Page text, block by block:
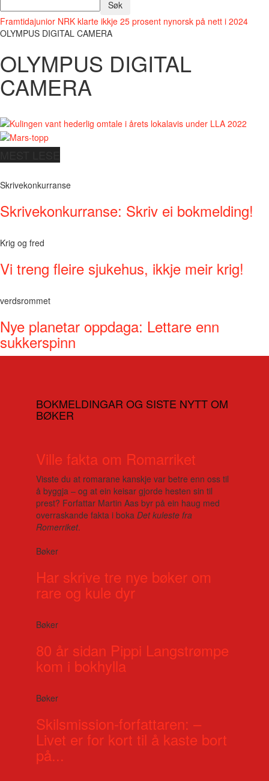
Framtidajunior NRK klarte ikkje 25 prosent nynorsk på nett i 2024
OLYMPUS DIGITAL CAMERA
OLYMPUS DIGITAL
CAMERA
Skrivekonkurranse
Skrivekonkurranse: Skriv ei bokmelding!
Krig og fred
Vi treng fleire sjukehus, ikkje meir krig!
verdsrommet
Nye planetar oppdaga: Lettare enn
sukkerspinn
BOKMELDINGAR OG SISTE NYTT OM
BØKER
Ville fakta om Romarriket
Visste du at romarane kanskje var betre enn oss til
å byggja – og at ein keisar gjorde hesten sin til
prest? Forfattar Martin Aas byr på ein haug med
overraskande fakta i boka Det kuleste fra
Romerriket.
Bøker
Har skrive tre nye bøker om
rare og kule dyr
Bøker
80 år sidan Pippi Langstrømpe
kom i bokhylla
Bøker
Skilsmission-forfattaren: –
Livet er for kort til å kaste bort
på...